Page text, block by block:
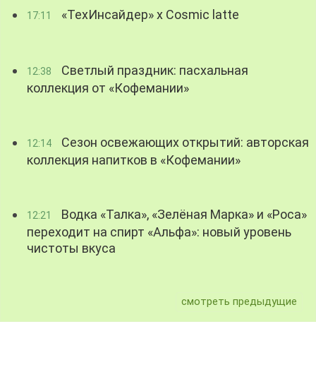
17:11 «ТехИнсайдер» х Cosmic latte
12:38
Светлый праздник: пасхальная
коллекция от «Кофемании»
12:14
Сезон освежающих открытий: авторская
коллекция напитков в «Кофемании»
12:21
Водка «Талка», «Зелёная Марка» и «Роса»
переходит на спирт «Альфа»: новый уровень
чистоты вкуса
смотреть предыдущие